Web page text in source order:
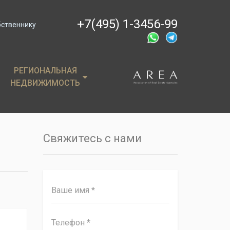
+7(495) 1-3456-99
РЕГИОНАЛЬНАЯ
НЕДВИЖИМОСТЬ
РЕГИОНАЛЬНАЯ
НЕДВИЖИМОСТЬ
Свяжитесь с нами